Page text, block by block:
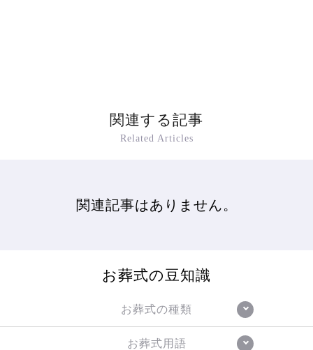
関連する記事
Related Articles
関連記事はありません。
お葬式の豆知識
お葬式の種類
お葬式用語